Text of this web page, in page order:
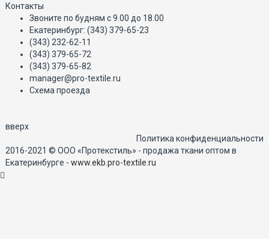
Контакты
Звоните по будням с 9.00 до 18.00
Екатеринбург: (343) 379-65-23
(343) 232-62-11
(343) 379-65-72
(343) 379-65-82
manager@pro-textile.ru
Схема проезда
вверх
Политика конфиденциальности
2016-2021 © ООО «Протекстиль» - продажа ткани оптом в
Екатеринбурге - www.ekb.pro-textile.ru